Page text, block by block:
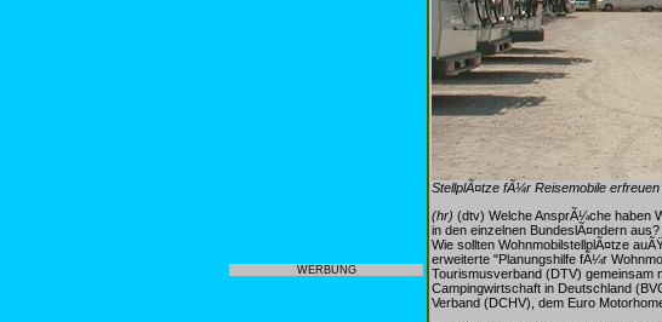
WERBUNG
StellplÃ¤tze fÃ¼r Reisemobile
(hr) (dtv) Welche AnsprÃ¼che haben
in den einzelnen BundeslÃ¤ndern
Wie sollten WohnmobilstellplÃ¤tze
erweiterte "Planungshilfe fÃ¼r
Tourismusverband (DTV) gemeinsam
Campingwirtschaft in Deutschland
Verband (DCHV), dem Euro